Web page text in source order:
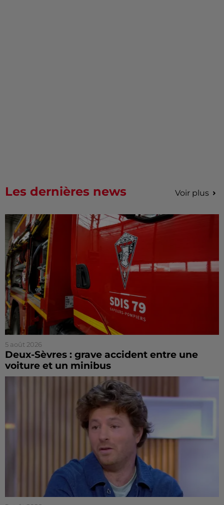
Les dernières news Voir plus
5 août 2026
Deux-Sèvres : grave accident entre une
voiture et un minibus